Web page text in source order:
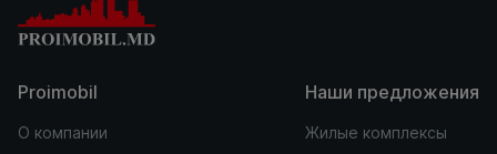
Proimobil
О компании
Наши предложения
Жилые комплексы